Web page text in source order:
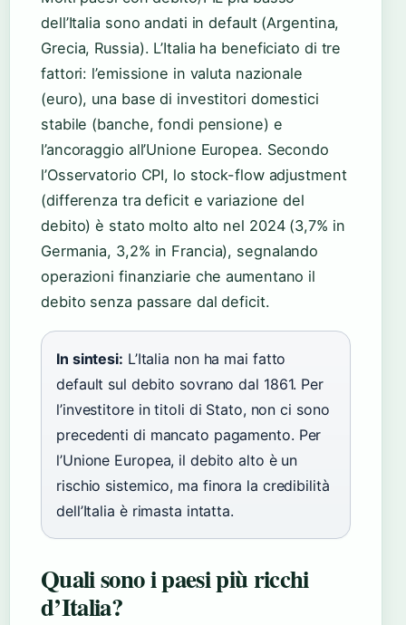
dell’Italia sono andati in default (Argentina,
Grecia, Russia). L’Italia ha beneficiato di tre
fattori: l’emissione in valuta nazionale
(euro), una base di investitori domestici
stabile (banche, fondi pensione) e
l’ancoraggio all’Unione Europea. Secondo
l’Osservatorio CPI, lo stock-flow adjustment
(differenza tra deficit e variazione del
debito) è stato molto alto nel 2024 (3,7% in
Germania, 3,2% in Francia), segnalando
operazioni finanziarie che aumentano il
debito senza passare dal deficit.
In sintesi: L’Italia non ha mai fatto
default sul debito sovrano dal 1861. Per
l’investitore in titoli di Stato, non ci sono
precedenti di mancato pagamento. Per
l’Unione Europea, il debito alto è un
rischio sistemico, ma finora la credibilità
dell’Italia è rimasta intatta.
Quali sono i paesi più ricchi
d’Italia?